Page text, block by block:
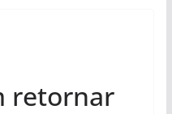
retornar